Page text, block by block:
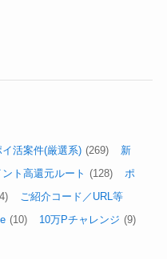
イ活案件(厳選系) (269)
新
ト高還元ルート (128)
ポ
ご紹介コード／URL等
(10) 10万Pチャレンジ (9)